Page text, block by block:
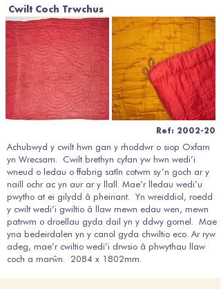
Cwilt Coch Trwchus
Ref: 2002-20
Achubwyd y cwilt hwn gan y rhoddwr o siop Oxfam
yn Wrecsam. Cwilt brethyn cyfan yw hwn wedi’i
wneud o ledau o ffabrig satîn cotwm sy’n goch ar y
naill ochr ac yn aur ar y llall. Mae’r lledau wedi’u
pwytho at ei gilydd â pheiriant. Yn wreiddiol, roedd
y cwilt wedi’i gwiltio â llaw mewn edau wen, mewn
patrwm o droellau gyda dail yn y ddwy gornel. Mae
yna bedeirdalen yn y canol gyda chwiltio eco. Ar ryw
adeg, mae’r cwiltio wedi’i drwsio â phwythau llaw
coch a marŵn. 2084 x 1802mm.